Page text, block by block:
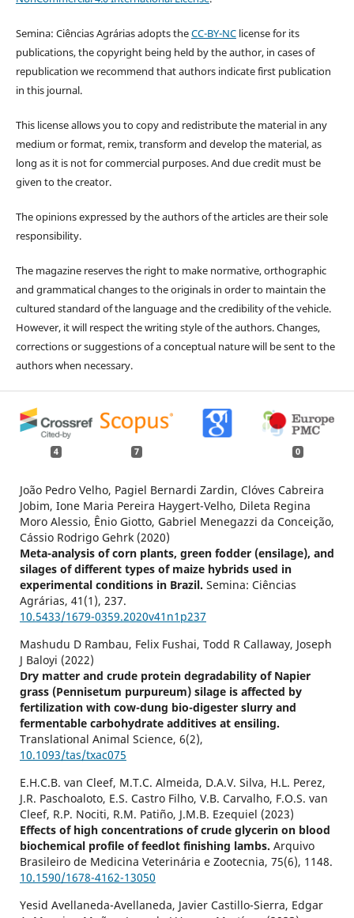
Semina: Ciências Agrárias adopts theCC-BY-NClicense for its
publications, the copyright being held by the author, in cases of
republication we recommend that authors indicate first publication
in this journal.
This license allows you to copy and redistribute the material in any
medium or format, remix, transform and develop the material, as
long as it is not for commercial purposes. And due credit must be
given to the creator.
The opinions expressed by the authors of the articles are their sole
responsibility.
The magazine reserves the right to make normative, orthographic
and grammatical changes to the originals in order to maintain the
cultured standard of the language and the credibility of the vehicle.
However, it will respect the writing style of the authors. Changes,
corrections or suggestions of a conceptual nature will be sent to the
authors when necessary.
4 7 0
João Pedro Velho, Pagiel Bernardi Zardin, Clóves Cabreira
Jobim, Ione Maria Pereira Haygert-Velho, Dileta Regina
Moro Alessio, Ênio Giotto, Gabriel Menegazzi da Conceição,
Cássio Rodrigo Gehrk (2020)
Meta-analysis of corn plants, green fodder (ensilage), and
silages of different types of maize hybrids used in
experimental conditions in Brazil. Semina: Ciências
Agrárias, 41 (1), 237.
10.5433/1679-0359.2020v41n1p237
Mashudu D Rambau, Felix Fushai, Todd R Callaway, Joseph
J Baloyi (2022)
Dry matter and crude protein degradability of Napier
grass (Pennisetum purpureum) silage is affected by
fertilization with cow-dung bio-digester slurry and
fermentable carbohydrate additives at ensiling.
Translational Animal Science, 6(2),
10.1093/tas/txac075
E.H.C.B. van Cleef, M.T.C. Almeida, D.A.V. Silva, H.L. Perez,
J.R. Paschoaloto, E.S. Castro Filho, V.B. Carvalho, F.O.S. van
Cleef, R.P. Nociti, R.M. Patiño, J.M.B. Ezequiel (2023)
Effects of high concentrations of crude glycerin on blood
biochemical profile of feedlot finishing lambs. Arquivo
Brasileiro de Medicina Veterinária e Zootecnia, 75(6), 1148.
10.1590/1678-4162-13050
Yesid Avellaneda-Avellaneda, Javier Castillo-Sierra, Edgar